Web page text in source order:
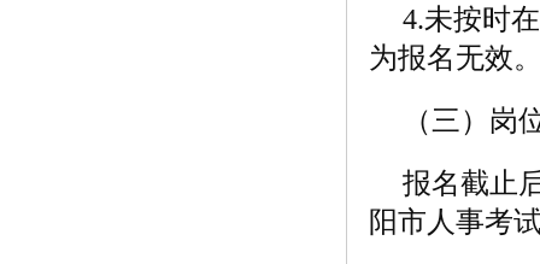
4.未按时
为报名无效
（三）岗
报名截止
阳市人事考